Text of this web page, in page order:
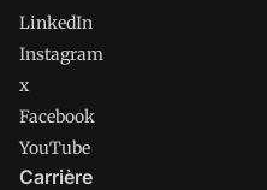
LinkedIn
Instagram
x
Facebook
YouTube
Carrière